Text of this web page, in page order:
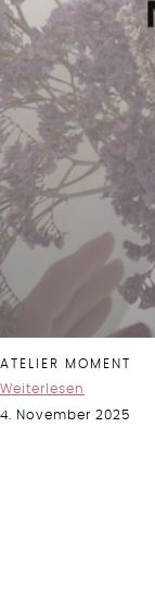
ATELIER MOMENT
Weiterlesen
4. November 2025